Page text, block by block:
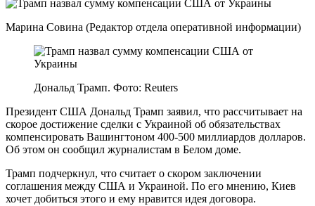
Марина Совина (Редактор отдела оперативной информации)
Дональд Трамп. Фото: Reuters
Президент США Дональд Трамп заявил, что рассчитывает на
скорое достижение сделки с Украиной об обязательствах
компенсировать Вашингтоном 400-500 миллиардов долларов.
Об этом он сообщил журналистам в Белом доме.
Трамп подчеркнул, что считает о скором заключении
соглашения между США и Украиной. По его мнению, Киев
хочет добиться этого и ему нравится идея договора.